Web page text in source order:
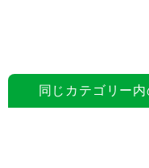
同じカテゴリー